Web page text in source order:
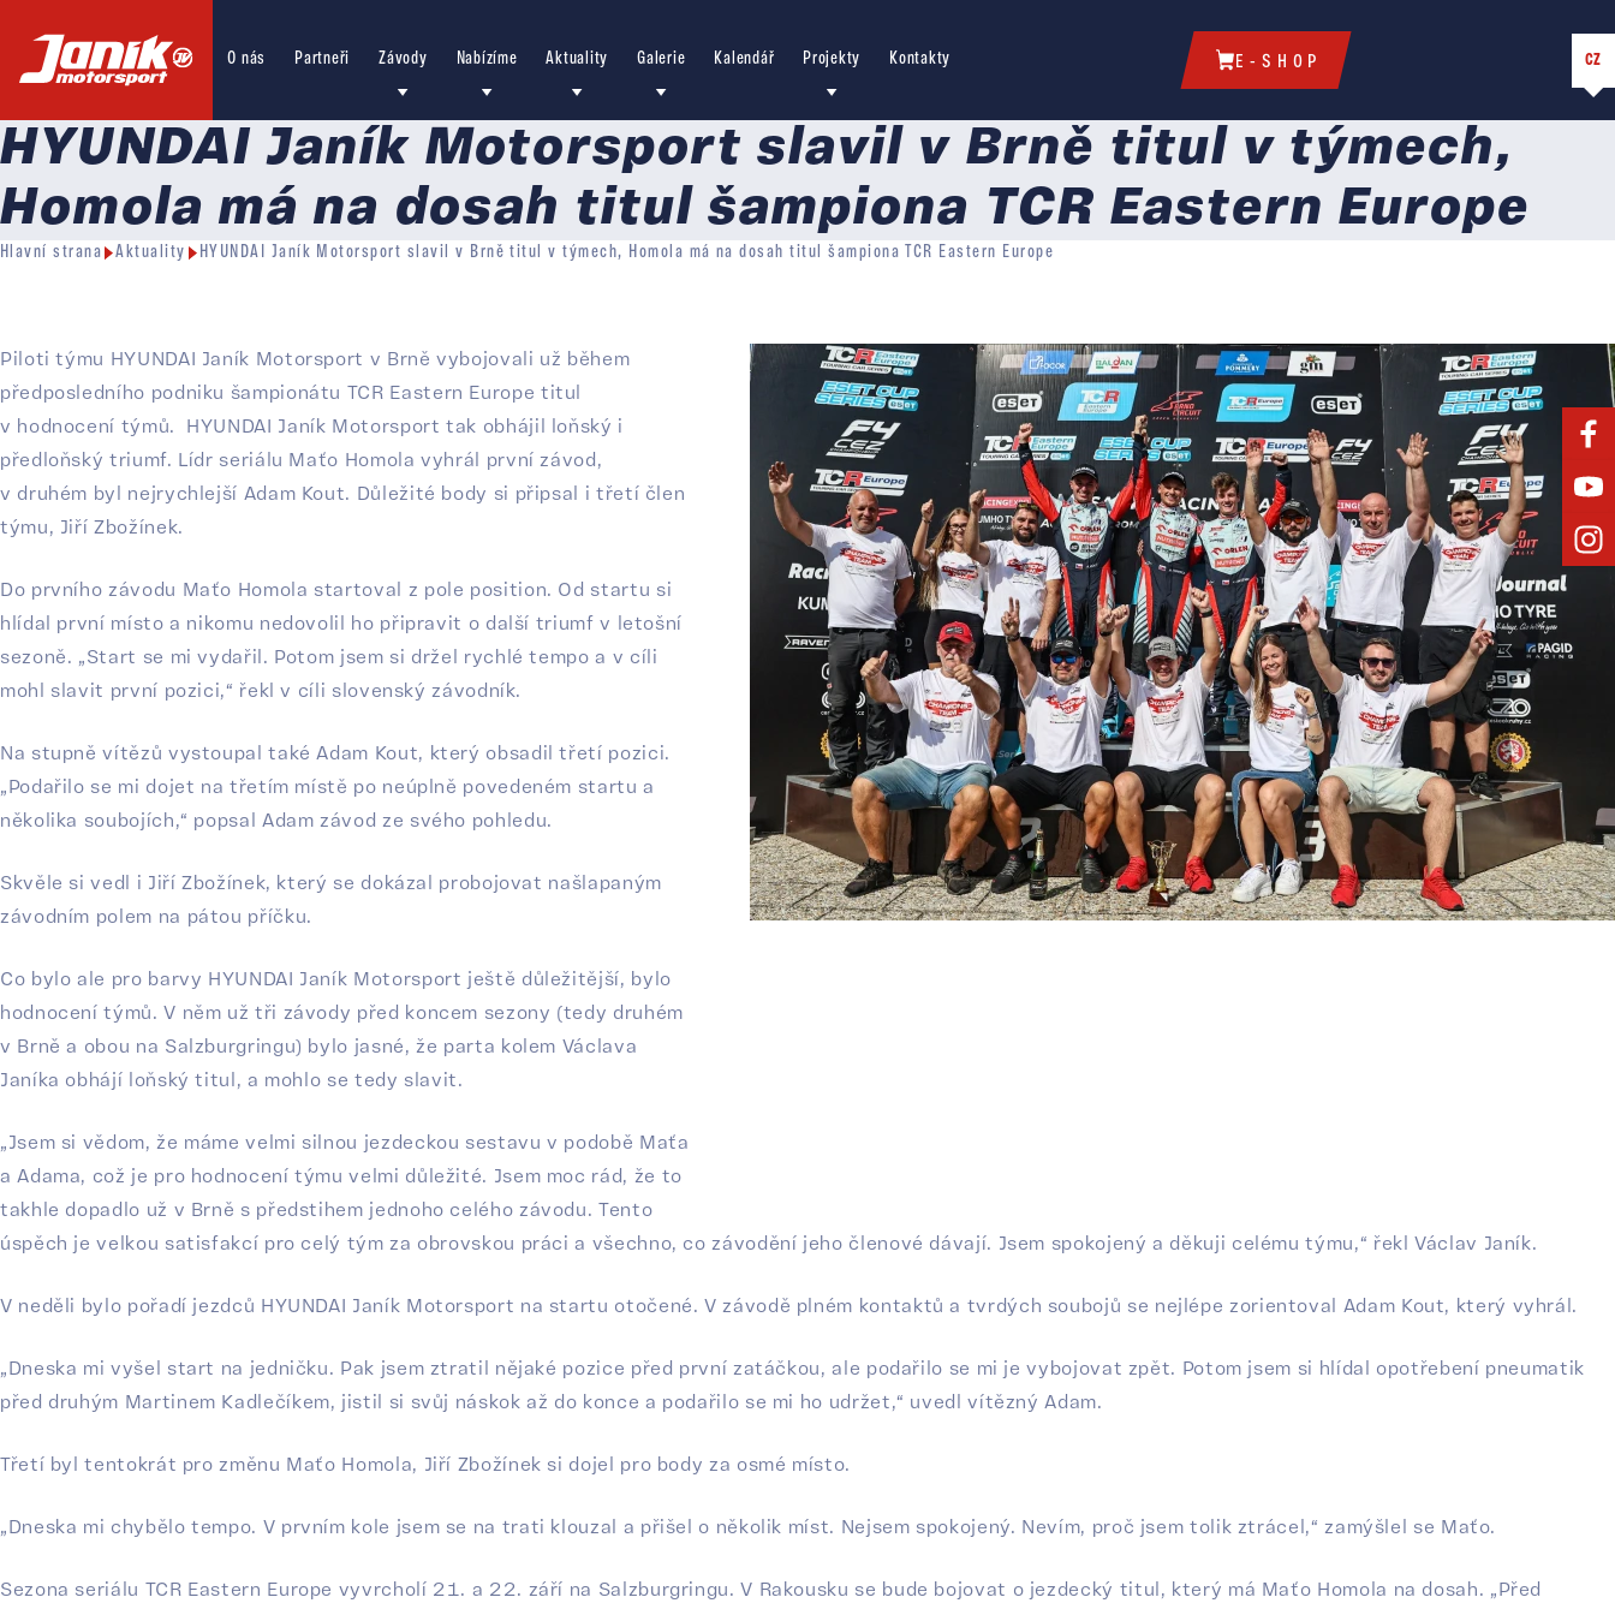
O nás Partneři Závody Nabízíme Aktuality Galerie Kalendář Projekty Kontakty E-SHOP CZ
HYUNDAI Janík Motorsport slavil v Brně titul v týmech,
Homola má na dosah titul šampiona TCR Eastern Europe
Hlavní strana Aktuality HYUNDAI Janík Motorsport slavil v Brně titul v týmech, Homola má na dosah titul šampiona TCR Eastern Europe
Piloti týmu HYUNDAI Janík Motorsport v Brně vybojovali už během
předposledního podniku šampionátu TCR Eastern Europe titul
v hodnocení týmů.
HYUNDAI Janík Motorsport tak obhájil loňský i
předloňský triumf. Lídr seriálu Maťo Homola vyhrál první závod,
v druhém byl nejrychlejší Adam Kout. Důležité body si připsal i třetí člen
týmu, Jiří Zbožínek.
Do prvního závodu Maťo Homola startoval z pole position. Od startu si
hlídal první místo a nikomu nedovolil ho připravit o další triumf v letošní
sezoně. „Start se mi vydařil. Potom jsem si držel rychlé tempo a v cíli
mohl slavit první pozici,“ řekl v cíli slovenský závodník.
Na stupně vítězů vystoupal také Adam Kout, který obsadil třetí pozici.
„Podařilo se mi dojet na třetím místě po neúplně povedeném startu a
několika soubojích,“ popsal Adam závod ze svého pohledu.
Skvěle si vedl i Jiří Zbožínek, který se dokázal probojovat našlapaným
závodním polem na pátou příčku.
Co bylo ale pro barvy HYUNDAI Janík Motorsport ještě důležitější, bylo
hodnocení týmů. V něm už tři závody před koncem sezony (tedy druhém
v Brně a obou na Salzburgringu) bylo jasné, že parta kolem Václava
Janíka obhájí loňský titul, a mohlo se tedy slavit.
„Jsem si vědom, že máme velmi silnou jezdeckou sestavu v podobě Maťa
a Adama, což je pro hodnocení týmu velmi důležité. Jsem moc rád, že to
takhle dopadlo už v Brně s předstihem jednoho celého závodu. Tento
úspěch je velkou satisfakcí pro celý tým za obrovskou práci a všechno, co závodění jeho členové dávají. Jsem spokojený a děkuji celému týmu,“ řekl Václav Janík.
V neděli bylo pořadí jezdců HYUNDAI Janík Motorsport na startu otočené. V závodě plném kontaktů a tvrdých soubojů se nejlépe zorientoval Adam Kout, který vyhrál.
„Dneska mi vyšel start na jedničku. Pak jsem ztratil nějaké pozice před první zatáčkou, ale podařilo se mi je vybojovat zpět. Potom jsem si hlídal opotřebení pneumatik
před druhým Martinem Kadlečíkem, jistil si svůj náskok až do konce a podařilo se mi ho udržet,“ uvedl vítězný Adam.
Třetí byl tentokrát pro změnu Maťo Homola, Jiří Zbožínek si dojel pro body za osmé místo.
„Dneska mi chybělo tempo. V prvním kole jsem se na trati klouzal a přišel o několik míst. Nejsem spokojený. Nevím, proč jsem tolik ztrácel,“ zamýšlel se Maťo.
Sezona seriálu TCR Eastern Europe vyvrcholí 21. a 22. září na Salzburgringu. V Rakousku se bude bojovat o jezdecký titul, který má Maťo Homola na dosah. „Před